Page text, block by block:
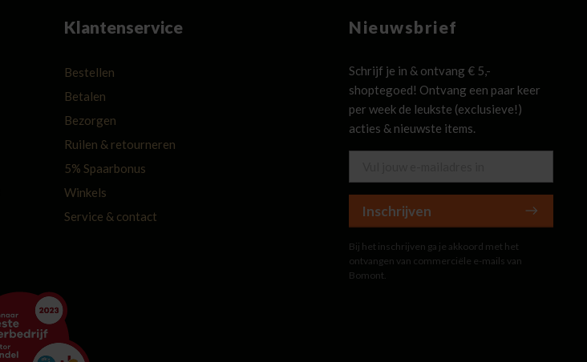
Klantenservice
Bestellen
Betalen
Bezorgen
Ruilen & retourneren
5% Spaarbonus
Winkels
Service & contact
Nieuwsbrief
Schrijf je in & ontvang € 5,-
shoptegoed! Ontvang een paar keer
per week de leukste (exclusieve!)
acties & nieuwste items.
Inschrijven
Bij het inschrijven ga je akkoord met het
ontvangen van commerciële e-mails van
Bomont.